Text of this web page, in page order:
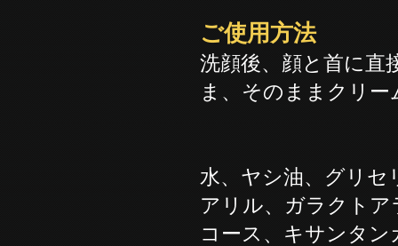
ご使用方法
洗顔後、顔と首に直
ま、そのままクリ
水、ヤシ油、グリセ
アリル、ガラクト
コース、キサンタ